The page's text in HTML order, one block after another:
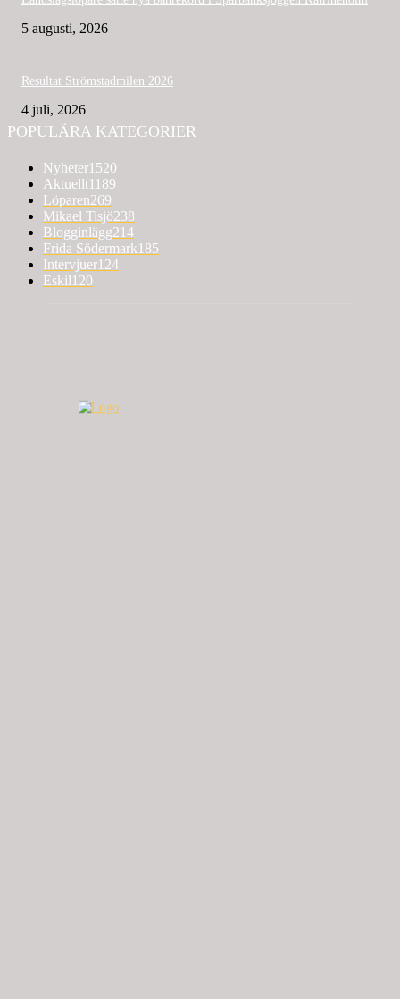
5 augusti, 2026
Resultat Strömstadmilen 2026
4 juli, 2026
POPULÄRA KATEGORIER
Nyheter1520
Aktuellt1189
Löparen269
Mikael Tisjö238
Blogginlägg214
Frida Södermark185
Intervjuer124
Eskil120